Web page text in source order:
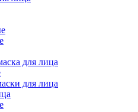
для лица
для лица